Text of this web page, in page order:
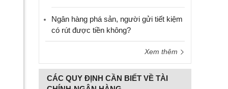
Ngân hàng phá sản, người gửi tiết kiệm
có rút được tiền không?
Xem thêm
CÁC QUY ĐỊNH CẦN BIẾT VỀ TÀI